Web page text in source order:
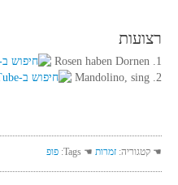
רצועות
1. Rosen haben Dornen
2. Mandolino, sing
☚ קטגוריה: זמרות ☚ Tags: פופ